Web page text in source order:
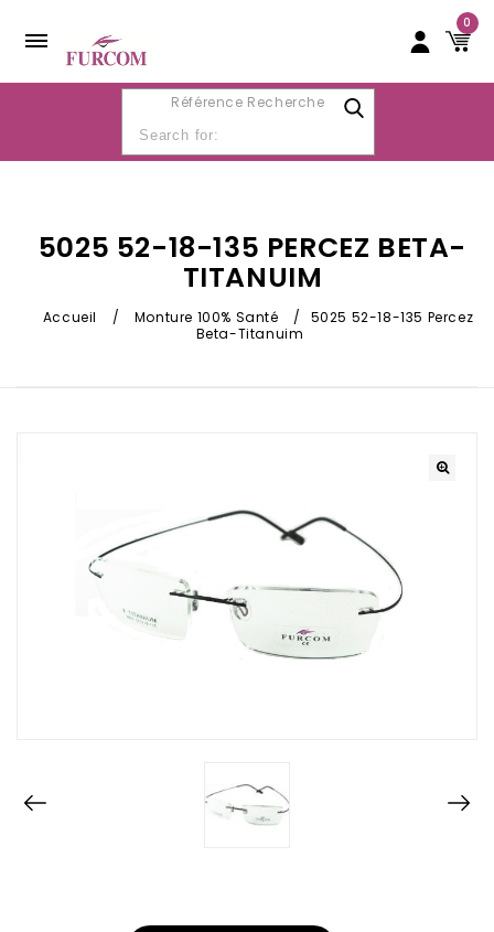
0
Référence Recherche
5025 52-18-135 PERCEZ BETA-
TITANUIM
Accueil / Monture 100% Santé /
5025 52-18-135 Percez
Beta-Titanuim